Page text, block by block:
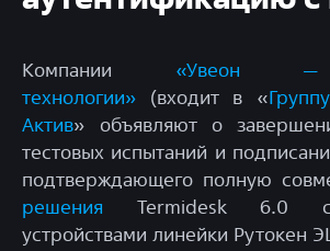
Компании «Увеон —
технологии» (входит в «
Актив» объявляют о
тестовых испытаний и
подтверждающего полную
решения Termidesk 6.0 с
устройствами линейки Рутокен